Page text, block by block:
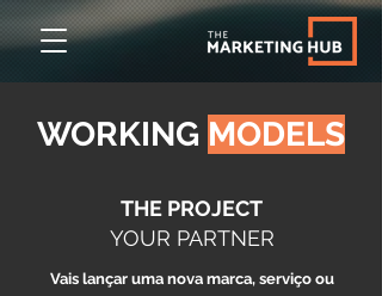
WORKING MODELS
THE PROJECT
YOUR PARTNER
Vais lançar uma nova marca, serviço ou